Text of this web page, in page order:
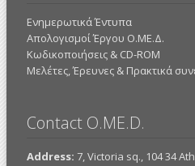
Ενημερωτικά Έντυπα
Απολογισμοί Έργου Ο.ΜΕ.Δ.
Κωδικοποιήσεις & CD-ROM
Mελέτες, Έρευνες & Πρακτικά
Contact O.ME.D.
Address: 7, Victoria sq., 104 34